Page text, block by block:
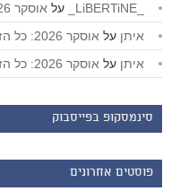
על אוסקר 2026: כל הזוכים
איתן על אוסקר 2026: כל הזוכים
איתן על אוסקר 2026: כל הזוכים
סינמסקופ בפייסבוק
פוסטים אחרונים